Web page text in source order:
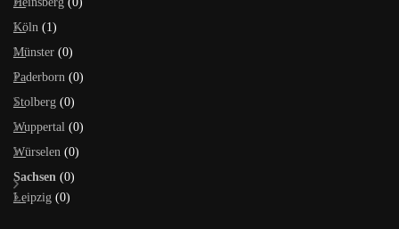
Köln (1)
Münster (0)
Paderborn (0)
Stolberg (0)
Wuppertal (0)
Würselen (0)
Sachsen (0)
Leipzig (0)